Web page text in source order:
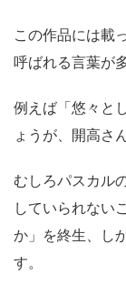
この作品には載
呼ばれる言葉が
例えば「悠々と
ょうが、開高さ
むしろパスカル
していられない
か」を終生、し
す。